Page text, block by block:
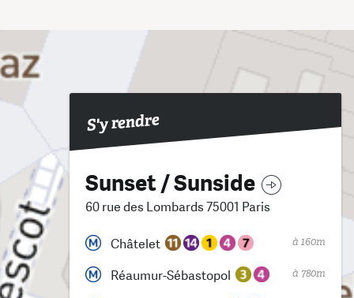
S'y rendre
Sunset / Sunside
60 rue des Lombards 75001 Paris
Châtelet à 160m
Réaumur-Sébastopol à 780m